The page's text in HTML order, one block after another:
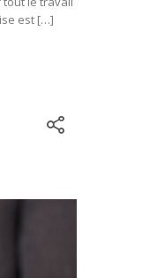
est […]